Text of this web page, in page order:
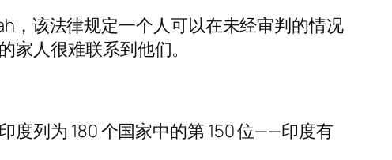
，该法律规定一个人可以在未经审判的情况
人很难联系到他们。
度列为 180 个国家中的第 150 位——印度有